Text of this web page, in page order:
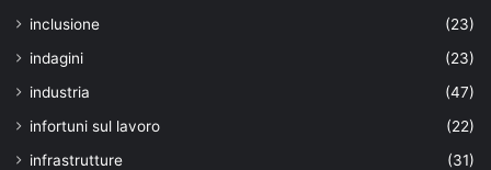
inclusione
(23)
indagini
(23)
industria
(47)
infortuni sul lavoro
(22)
infrastrutture
(31)